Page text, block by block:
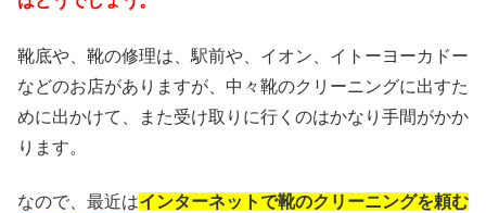
靴底や、靴の修理は、駅前や、イオン、イトーヨーカドー
などのお店がありますが、中々靴のクリーニングに出すた
めに出かけて、また受け取りに行くのはかなり手間がかか
ります。
なので、最近はインターネットで靴のクリーニングを頼む